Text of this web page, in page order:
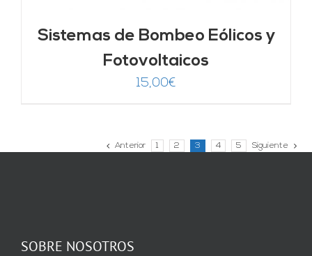
Sistemas de Bombeo Eólicos y
Fotovoltaicos
15,00€
Anterior 1 2 3 4 5 Siguiente
SOBRE NOSOTROS